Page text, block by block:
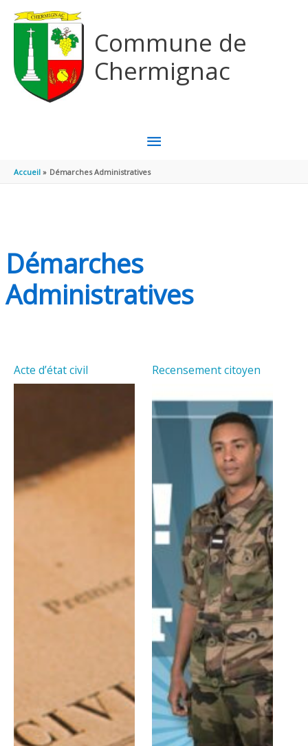
Commune de
Chermignac
MENU
PRINCIPAL
Accueil Démarches Administratives
Démarches
Administratives
Acte d’état civil Recensement citoyen